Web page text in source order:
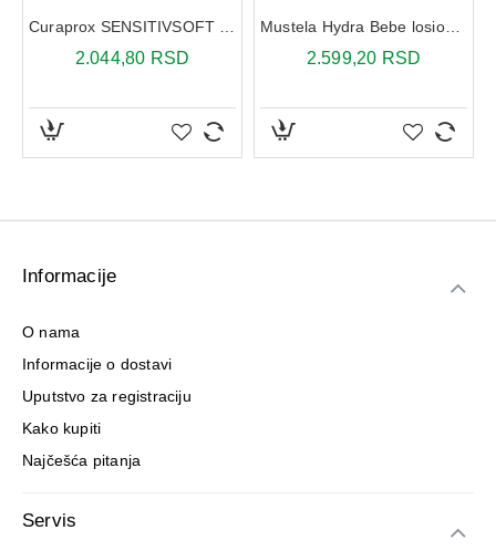
2.044,80 RSD
Mustela Hydra Bebe losion za telo 300 ml
2.599,20 RSD
Informacije
O nama
Informacije o dostavi
Uputstvo za registraciju
Kako kupiti
Najčešća pitanja
Servis